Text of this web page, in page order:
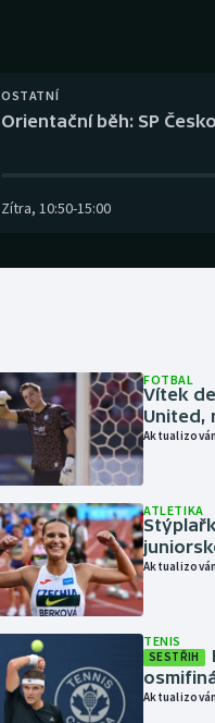
Vodní slalom
Ostatní
OSTATNÍ
Orientační běh: SP
Zítra, 10:50-15:00
FOTBAL
Vítek
United,
ATLETIKA
TENIS
SESTŘIH